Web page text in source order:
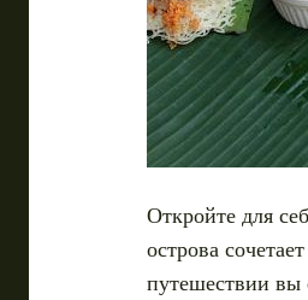
Откройте для
острова
путешествии вы